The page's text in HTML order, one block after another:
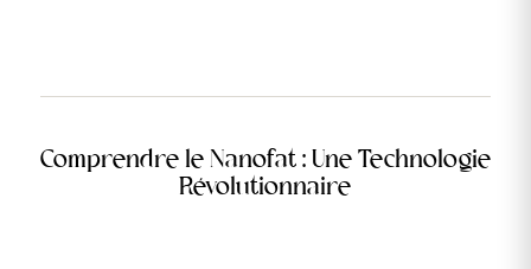
Comprendre le Nanofat : Une Technologie
Révolutionnaire